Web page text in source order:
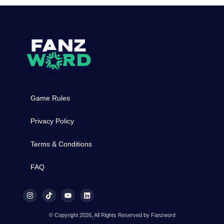
Game Rules
Privacy Policy
Terms & Conditions
FAQ
© Copyright 2026, All Rights Reserved by Fanzword